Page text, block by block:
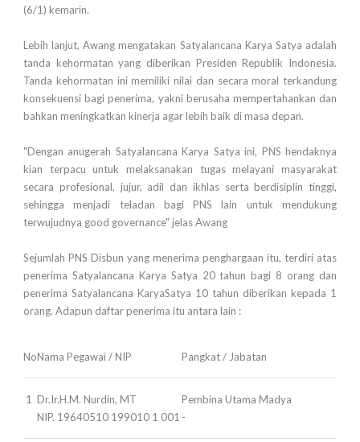
(6/1) kemarin.
Lebih lanjut, Awang mengatakan Satyalancana Karya Satya adalah
tanda kehormatan yang diberikan Presiden Republik Indonesia.
Tanda kehormatan ini memiliki nilai dan secara moral terkandung
konsekuensi bagi penerima, yakni berusaha mempertahankan dan
bahkan meningkatkan kinerja agar lebih baik di masa depan.
"Dengan anugerah Satyalancana Karya Satya ini, PNS hendaknya
kian terpacu untuk melaksanakan tugas melayani masyarakat
secara profesional, jujur, adil dan ikhlas serta berdisiplin tinggi,
sehingga menjadi teladan bagi PNS lain untuk mendukung
terwujudnya good governance" jelas Awang
Sejumlah PNS Disbun yang menerima penghargaan itu, terdiri atas
penerima Satyalancana Karya Satya 20 tahun bagi 8 orang dan
penerima Satyalancana KaryaSatya 10 tahun diberikan kepada 1
orang. Adapun daftar penerima itu antara lain :
NoNama Pegawai / NIP Pangkat / Jabatan
1 Dr.Ir.H.M. Nurdin, MT
NIP. 19640510 199010 1 001
Pembina Utama Madya
-